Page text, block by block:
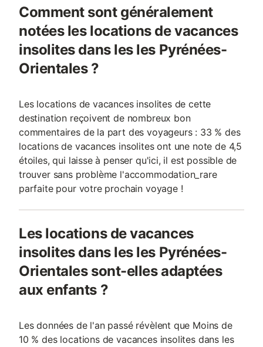
Comment sont généralement
notées les locations de vacances
insolites dans les les Pyrénées-
Orientales ?
Les locations de vacances insolites de cette
destination reçoivent de nombreux bon
commentaires de la part des voyageurs : 33 % des
locations de vacances insolites ont une note de 4,5
étoiles, qui laisse à penser qu'ici, il est possible de
trouver sans problème l'accommodation_rare
parfaite pour votre prochain voyage !
Les locations de vacances
insolites dans les les Pyrénées-
Orientales sont-elles adaptées
aux enfants ?
Les données de l'an passé révèlent que Moins de
10 % des locations de vacances insolites dans les